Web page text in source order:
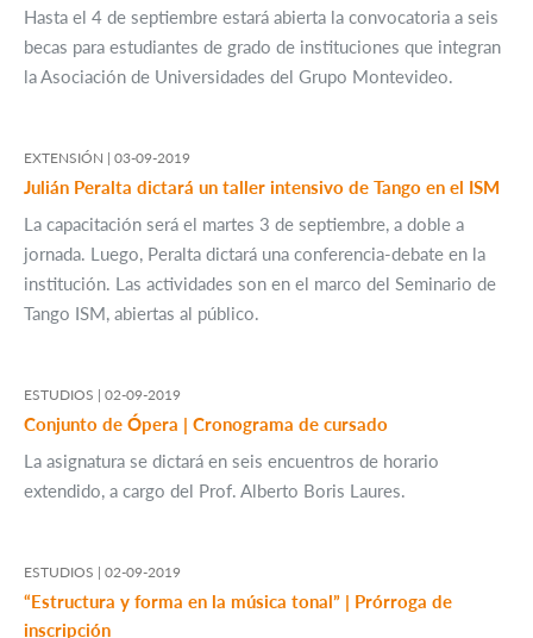
Hasta el 4 de septiembre estará abierta la convocatoria a seis
becas para estudiantes de grado de instituciones que integran
la Asociación de Universidades del Grupo Montevideo.
EXTENSIÓN | 03-09-2019
Julián Peralta dictará un taller intensivo de Tango en el ISM
La capacitación será el martes 3 de septiembre, a doble a
jornada. Luego, Peralta dictará una conferencia-debate en la
institución. Las actividades son en el marco del Seminario de
Tango ISM, abiertas al público.
ESTUDIOS | 02-09-2019
Conjunto de Ópera | Cronograma de cursado
La asignatura se dictará en seis encuentros de horario
extendido, a cargo del Prof. Alberto Boris Laures.
ESTUDIOS | 02-09-2019
“Estructura y forma en la música tonal” | Prórroga de
inscripción